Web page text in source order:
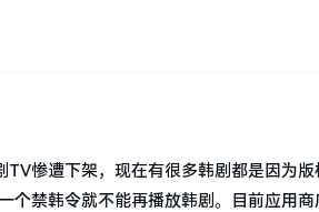
惨遭下架，现在有很多韩剧都是因为
禁韩令就不能再播放韩剧。目前应用